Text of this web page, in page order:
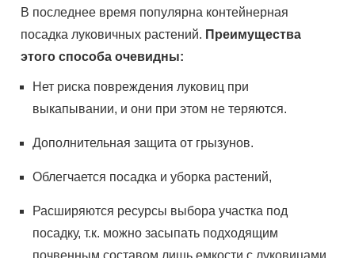
В последнее время популярна контейнерная
посадка луковичных растений. Преимущества
этого способа очевидны:
Нет риска повреждения луковиц при
выкапывании, и они при этом не теряются.
Дополнительная защита от грызунов.
Облегчается посадка и уборка растений,
Расширяются ресурсы выбора участка под
посадку, т.к. можно засыпать подходящим
почвенным составом лишь емкости с луковицами,